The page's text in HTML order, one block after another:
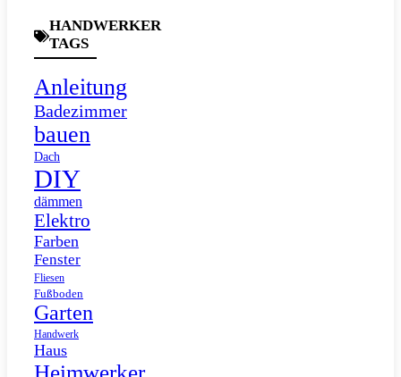
HANDWERKER
TAGS
Anleitung
Badezimmer
bauen
Dach
DIY
dämmen
Elektro
Farben
Fenster
Fliesen
Fußboden
Garten
Handwerk
Haus